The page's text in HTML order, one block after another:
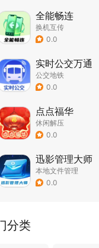
全能畅连
换机互传
0.0
实时公交万通
公交地铁
0.0
点点福华
休闲解压
0.0
迅影管理大师
本地文件管理
0.0
分类